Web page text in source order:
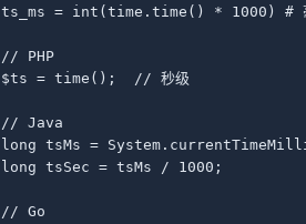
ts_ms = int(time.time() * 1000) #
// PHP
$ts = time();  // 秒级
// Java
long tsMs =
long tsSec = tsMs / 1000;
// Go